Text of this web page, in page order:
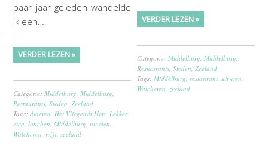
paar jaar geleden wandelde
ik een…
VERDER LEZEN »
Categorie:Middelburg,Middelburg,
Restaurants,Steden,Zeeland
Tags:dineren,Het Vliegendt Hert,Lekker
eten,lunchen,Middelburg,uit eten,
Walcheren,wijn,zeeland
VERDER LEZEN »
Categorie:Middelburg,Middelburg,
Restaurants,Steden,Zeeland
Tags:Middelburg,restaurant,uit eten,
Walcheren,zeeland